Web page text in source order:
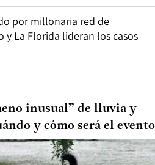
por millonaria red de
y La Florida lideran los casos
inusual” de lluvia y
y cómo será el evento